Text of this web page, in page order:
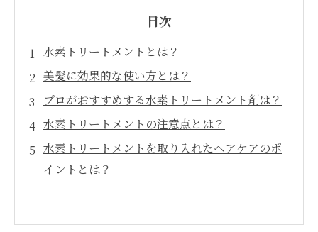
目次
水素トリートメントとは？
美髪に効果的な使い方とは？
プロがおすすめする水素トリートメント剤は？
水素トリートメントの注意点とは？
水素トリートメントを取り入れたヘアケアのポ
イントとは？